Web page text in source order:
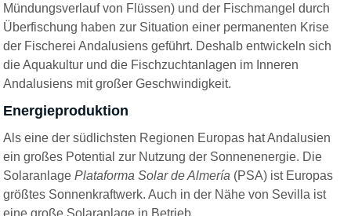
Mündungsverlauf von Flüssen) und der Fischmangel durch
Überfischung haben zur Situation einer permanenten Krise
der Fischerei Andalusiens geführt. Deshalb entwickeln sich
die Aquakultur und die Fischzuchtanlagen im Inneren
Andalusiens mit großer Geschwindigkeit.
Energieproduktion
Als eine der südlichsten Regionen Europas hat Andalusien
ein großes Potential zur Nutzung der Sonnenenergie. Die
Solaranlage Plataforma Solar de Almería (PSA) ist Europas
größtes Sonnenkraftwerk. Auch in der Nähe von Sevilla ist
eine große Solaranlage in Betrieb.